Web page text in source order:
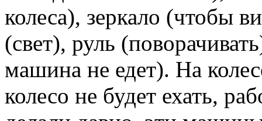
колеса), зеркало (чтобы
(свет), руль
машина не едет). На
колесо не будет ехать,